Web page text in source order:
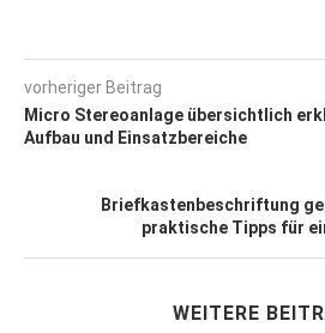
vorheriger Beitrag
Micro Stereoanlage übersichtlich
Aufbau und Einsatzbereiche
Briefkastenbeschriftung
praktische Tipps für
WEITERE